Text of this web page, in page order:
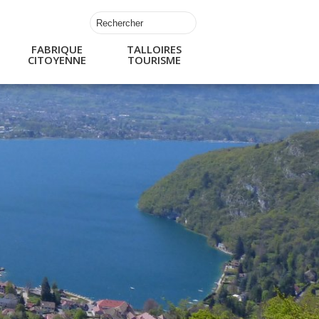
FABRIQUE
CITOYENNE
TALLOIRES
TOURISME